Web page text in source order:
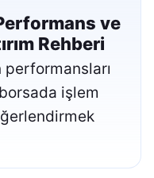
ve
Rehberi
performansları
işlem